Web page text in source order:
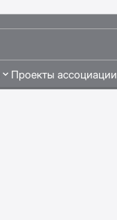
Проекты ассоциации